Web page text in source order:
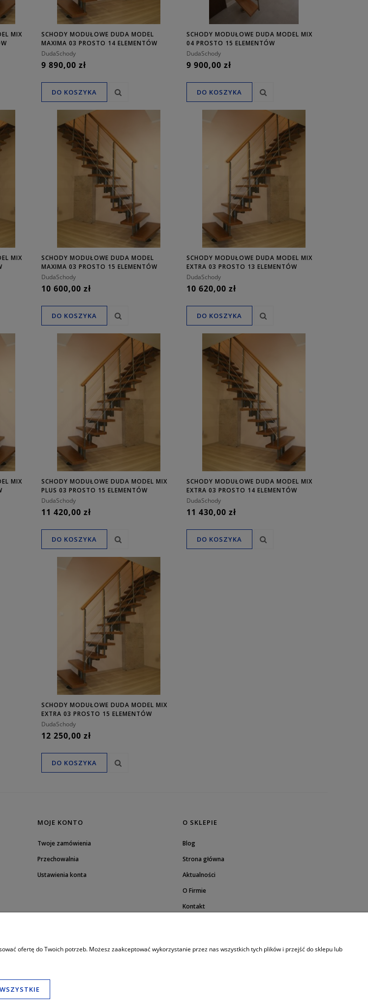
SCHODY KRĘCONE DUDA MODEL IBIZA
05 110 CM
DO KOSZYKA
MIX
SCHODY MODUŁOWE DUDA MODEL
MAXIMA 03 PROSTO 14 ELEMENTÓW
DudaSchody
9 890,00 zł
DO KOSZYKA
SCHODY MODUŁOWE DUDA MODEL MIX
04 PROSTO 15 ELEMENTÓW
DudaSchody
9 900,00 zł
DO KOSZYKA
MIX
SCHODY MODUŁOWE DUDA MODEL
MAXIMA 03 PROSTO 15 ELEMENTÓW
DudaSchody
10 600,00 zł
DO KOSZYKA
SCHODY MODUŁOWE DUDA MODEL MIX
EXTRA 03 PROSTO 13 ELEMENTÓW
DudaSchody
10 620,00 zł
DO KOSZYKA
MIX
SCHODY MODUŁOWE DUDA MODEL MIX
PLUS 03 PROSTO 15 ELEMENTÓW
DudaSchody
11 420,00 zł
DO KOSZYKA
SCHODY MODUŁOWE DUDA MODEL MIX
EXTRA 03 PROSTO 14 ELEMENTÓW
DudaSchody
11 430,00 zł
DO KOSZYKA
SCHODY MODUŁOWE DUDA MODEL MIX
EXTRA 03 PROSTO 15 ELEMENTÓW
DudaSchody
12 250,00 zł
DO KOSZYKA
MOJE KONTO
Twoje zamówienia
Przechowalnia
Ustawienia konta
O SKLEPIE
Blog
Strona główna
Aktualności
O Firmie
Kontakt
506 034 222
Fax: (+48) 65 517 82 29
schody24.biuro@wp.pl
ofertę do Twoich potrzeb. Możesz zaakceptować wykorzystanie przez nas wszystkich tych plików i przejść do sklepu lub